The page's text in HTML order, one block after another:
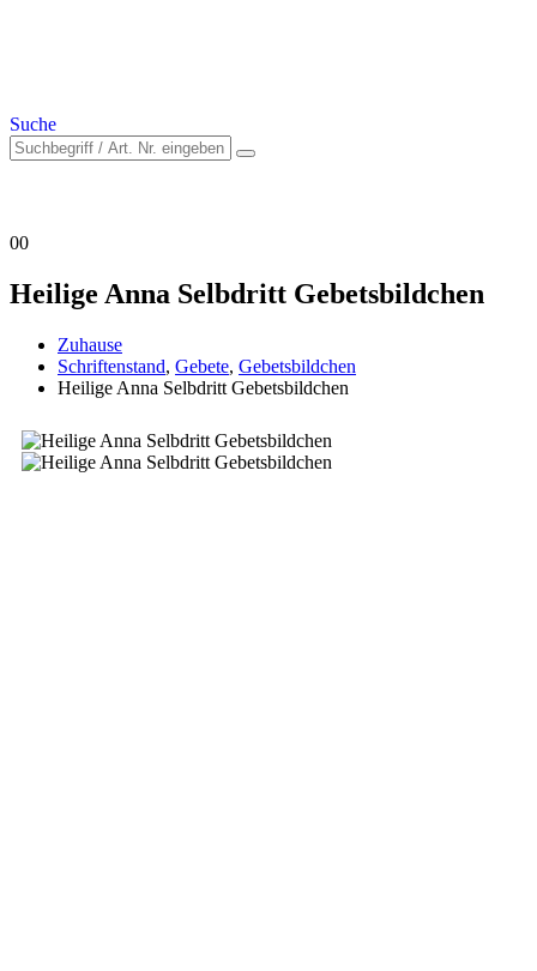
Suche
00
Heilige Anna Selbdritt Gebetsbildchen
Zuhause
Schriftenstand, Gebete, Gebetsbildchen
Heilige Anna Selbdritt Gebetsbildchen